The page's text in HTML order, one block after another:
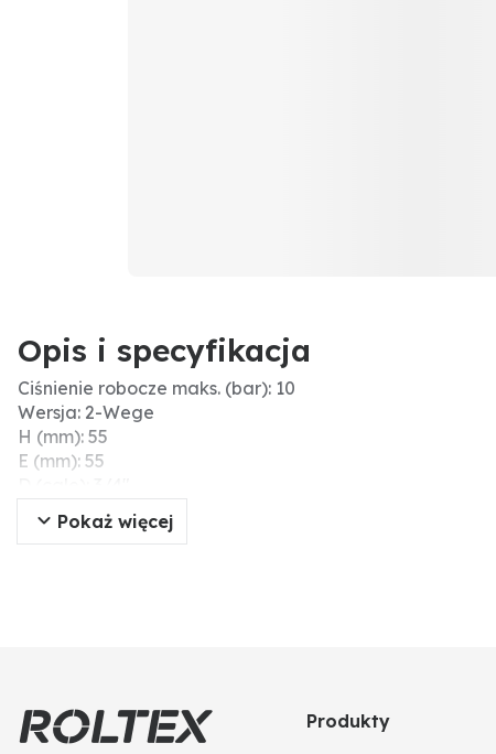
Opis i specyfikacja
Ciśnienie robocze maks. (bar): 10
Wersja: 2-Wege
H (mm): 55
E (mm): 55
L (mm): 64
Materiał/powierzchnia: PP
Pokaż więcej
Produkty